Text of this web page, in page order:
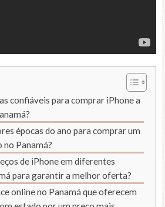
confiáveis para comprar iPhone a
épocas do ano para comprar um
no Panamá?
de iPhone em diferentes
para garantir a melhor oferta?
online no Panamá que oferecem